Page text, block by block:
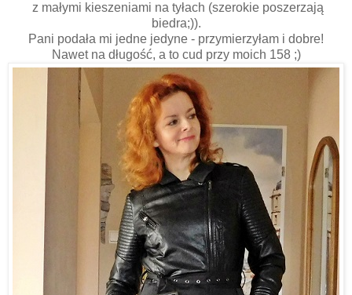
z małymi kieszeniami na tyłach (szerokie poszerzają
biedra;)).
Pani podała mi jedne jedyne - przymierzyłam i dobre!
Nawet na długość, a to cud przy moich 158 ;)